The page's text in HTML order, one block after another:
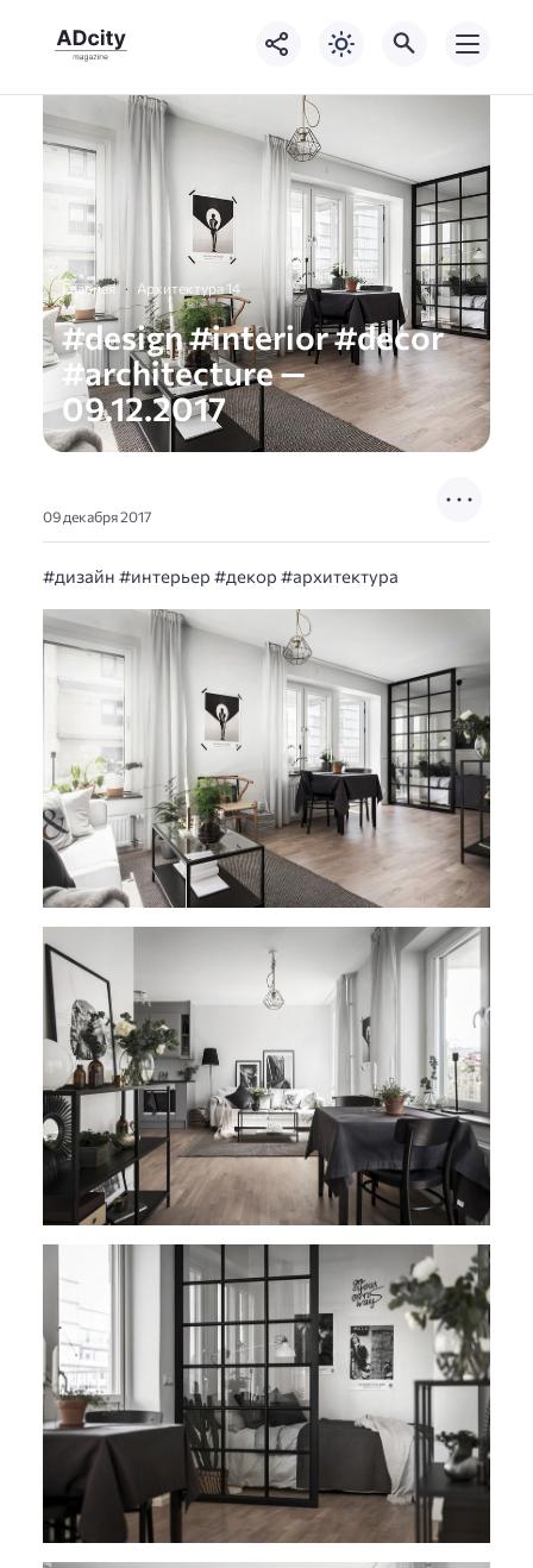
Главная Архитектура 14
#design #interior #decor
#architecture —
09.12.2017
09 декабря 2017
#дизайн #интерьер #декор #архитектура